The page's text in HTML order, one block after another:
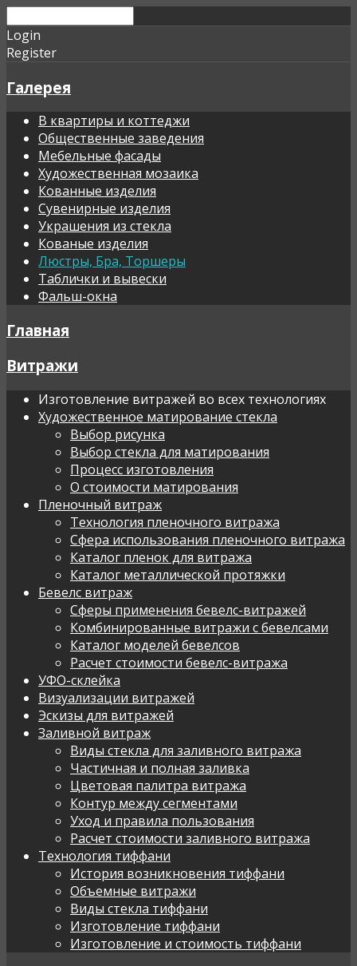
Login
Register
Галерея
В квартиры и коттеджи
Общественные заведения
Мебельные фасады
Художественная мозаика
Кованные изделия
Сувенирные изделия
Украшения из стекла
Кованые изделия
Люстры, Бра, Торшеры
Таблички и вывески
Фальш-окна
Главная
Витражи
Изготовление витражей во всех технологиях
Художественное матирование стекла
Выбор рисунка
Выбор стекла для матирования
Процесс изготовления
О стоимости матирования
Пленочный витраж
Технология пленочного витража
Сфера использования пленочного витража
Каталог пленок для витража
Каталог металлической протяжки
Бевелс витраж
Сферы применения бевелс-витражей
Комбинированные витражи с бевелсами
Каталог моделей бевелсов
Расчет стоимости бевелс-витража
УФО-склейка
Визуализации витражей
Эскизы для витражей
Заливной витраж
Виды стекла для заливного витража
Частичная и полная заливка
Цветовая палитра витража
Контур между сегментами
Уход и правила пользования
Расчет стоимости заливного витража
Технология тиффани
История возникновения тиффани
Объемные витражи
Виды стекла тиффани
Изготовление тиффани
Изготовление и стоимость тиффани